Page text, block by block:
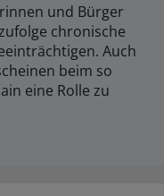
und Bürger
chronische
Auch
beim so
eine Rolle zu